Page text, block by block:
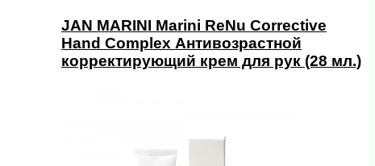
JAN MARINI Marini ReNu Corrective
Hand Complex Антивозрастной
корректирующий крем для рук (28 мл.)